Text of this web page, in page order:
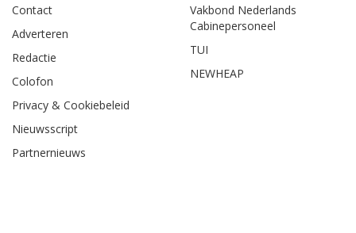
Contact
Adverteren
Redactie
Colofon
Privacy & Cookiebeleid
Nieuwsscript
Partnernieuws
Vakbond Nederlands
Cabinepersoneel
TUI
NEWHEAP